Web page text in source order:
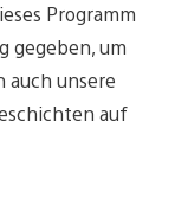
Programm
gegeben, um
auch unsere
auf